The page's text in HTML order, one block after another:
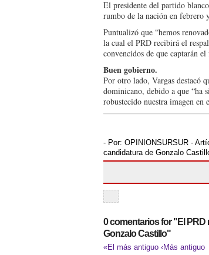
El presidente del partido
rumbo de la nación en febrero
Puntualizó que “hemos
la cual el PRD recibirá el
convencidos de que captarán
Buen gobierno.
Por otro lado, Vargas destacó
dominicano, debido a que “ha
robustecido nuestra imagen en
- Por: OPINIONSURSUR -
candidatura de Gonzalo
0 comentarios for "El PRD
Gonzalo Castillo"
«El más antiguo ‹Más antiguo